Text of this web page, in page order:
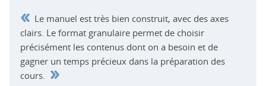
« Le manuel est très bien construit, avec des axes
clairs. Le format granulaire permet de choisir
précisément les contenus dont on a besoin et de
gagner un temps précieux dans la préparation des
cours.
»